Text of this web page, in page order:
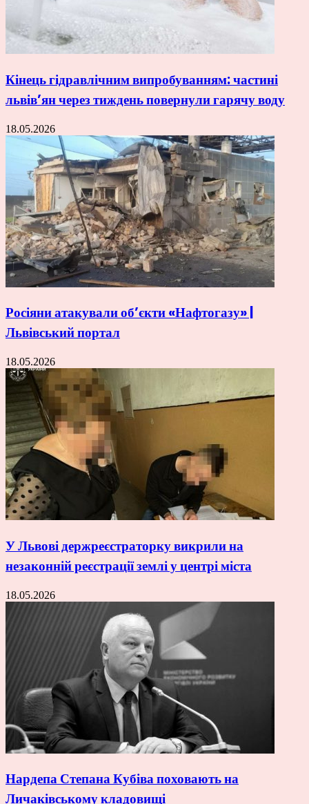
Кінець гідравлічним випробуванням: частині
львів’ян через тиждень повернули гарячу воду
18.05.2026
Росіяни атакували об’єкти «Нафтогазу» |
Львівський портал
18.05.2026
У Львові держреєстраторку викрили на
незаконній реєстрації землі у центрі міста
18.05.2026
Нардепа Степана Кубіва поховають на
Личаківському кладовищі